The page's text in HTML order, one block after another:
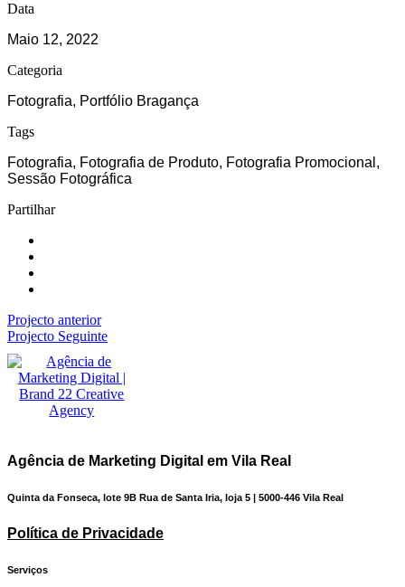
Data
Maio 12, 2022
Categoria
Fotografia, Portfólio Bragança
Tags
Fotografia, Fotografia de Produto, Fotografia Promocional,
Sessão Fotográfica
Partilhar
Projecto anterior
Projecto Seguinte
Agência de Marketing Digital em Vila Real
Quinta da Fonseca, lote 9B Rua de Santa Iria, loja 5 | 5000-446 Vila Real
Política de Privacidade
Serviços